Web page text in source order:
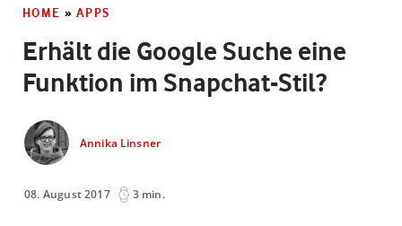
HOME » APPS
Erhält die Google Suche eine
Funktion im Snapchat-Stil?
Annika Linsner
08. August 2017 3 min.